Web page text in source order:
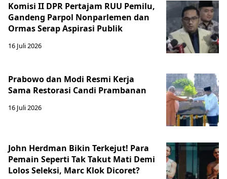
Komisi II DPR Pertajam RUU Pemilu,
Gandeng Parpol Nonparlemen dan
Ormas Serap Aspirasi Publik
16 Juli 2026
Prabowo dan Modi Resmi Kerja
Sama Restorasi Candi Prambanan
16 Juli 2026
John Herdman Bikin Terkejut! Para
Pemain Seperti Tak Takut Mati Demi
Lolos Seleksi, Marc Klok Dicoret?